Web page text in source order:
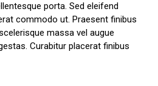
porta. Sed eleifend
commodo ut. Praesent finibus
massa vel augue
Curabitur placerat finibus